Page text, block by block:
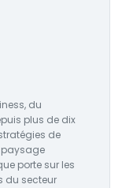
du
plus de dix
de
paysage
porte sur les
du secteur